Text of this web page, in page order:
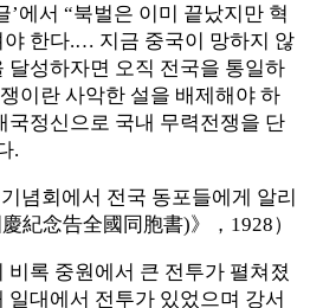
’에서 “북벌은 이미 끝났지만 혁
한다.… 지금 중국이 망하지 않
달성하자면 오직 전국을 통일하
이란 사악한 설을 배제해야 하
국정신으로 국내 무력전쟁을 단
.
념회에서 전국 동포들에게 알리
紀念告全國同胞書)》，1928）
비록 중원에서 큰 전투가 펼쳐졌
일대에서 전투가 있었으며 강서